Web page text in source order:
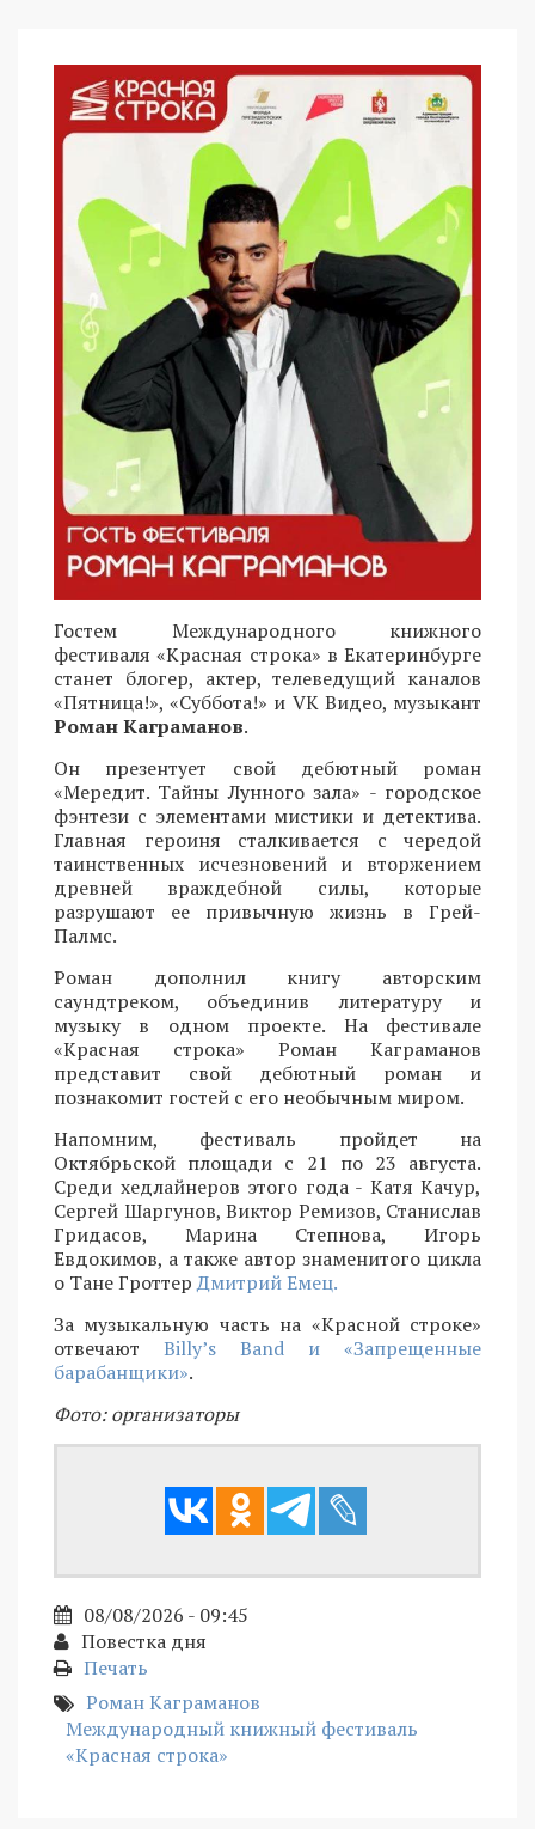
Гостем Международного книжного
фестиваля «Красная строка» в Екатеринбурге
станет блогер, актер, телеведущий каналов
«Пятница!», «Суббота!» и VK Видео, музыкант
Роман Каграманов.
Он презентует свой дебютный роман
«Мередит. Тайны Лунного зала» - городское
фэнтези с элементами мистики и детектива.
Главная героиня сталкивается с чередой
таинственных исчезновений и вторжением
древней враждебной силы, которые
разрушают ее привычную жизнь в Грей-
Палмс.
Роман дополнил книгу авторским
саундтреком, объединив литературу и
музыку в одном проекте. На фестивале
«Красная строка» Роман Каграманов
представит свой дебютный роман и
познакомит гостей с его необычным миром.
Напомним, фестиваль пройдет на
Октябрьской площади с 21 по 23 августа.
Среди хедлайнеров этого года - Катя Качур,
Сергей Шаргунов, Виктор Ремизов, Станислав
Гридасов, Марина Степнова, Игорь
Евдокимов, а также автор знаменитого цикла
о Тане ГроттерДмитрий Емец.
За музыкальную часть на «Красной строке»
отвечают Billy’s Band и «Запрещенные
барабанщики».
Фото: организаторы
08/08/2026 - 09:45
Повестка дня
Печать
Роман Каграманов
Международный книжный фестиваль
«Красная строка»